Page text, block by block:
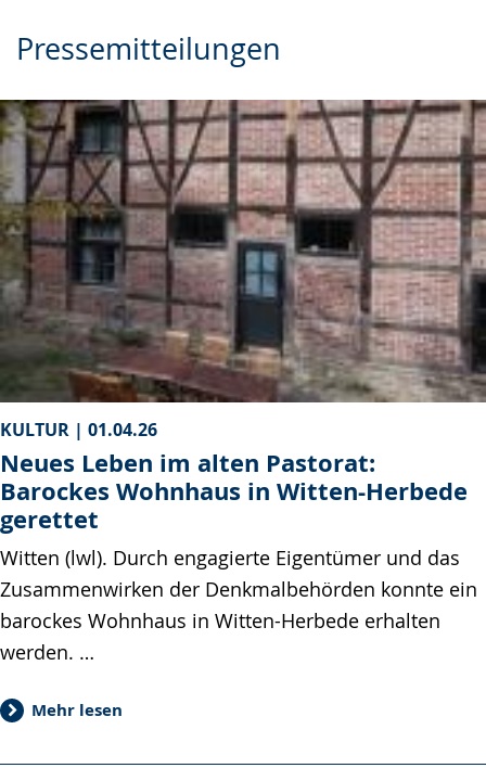
Pressemitteilungen
KULTUR | 01.04.26
Neues Leben im alten Pastorat:
Barockes Wohnhaus in Witten-Herbede
gerettet
Witten (lwl). Durch engagierte Eigentümer und das
Zusammenwirken der Denkmalbehörden konnte ein
barockes Wohnhaus in Witten-Herbede erhalten
werden. …
Mehr lesen